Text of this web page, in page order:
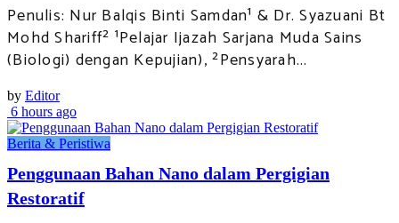
Penulis: Nur Balqis Binti Samdan¹ & Dr. Syazuani Bt
Mohd Shariff² ¹Pelajar Ijazah Sarjana Muda Sains
(Biologi) dengan Kepujian), ²Pensyarah...
by Editor
6 hours ago
Berita & Peristiwa
Penggunaan Bahan Nano dalam Pergigian
Restoratif